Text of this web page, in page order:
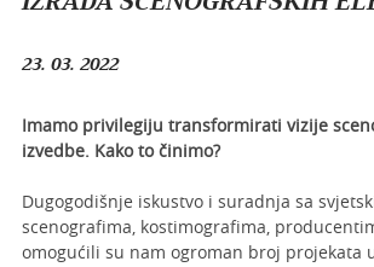
23. 03. 2022
Imamo privilegiju transformirati vizije
izvedbe. Kako to činimo?
Dugogodišnje iskustvo i suradnja sa
scenografima, kostimografima,
omogućili su nam ogroman broj projekata